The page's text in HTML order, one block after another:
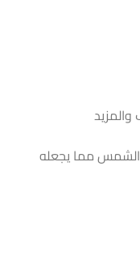
مما يجعله